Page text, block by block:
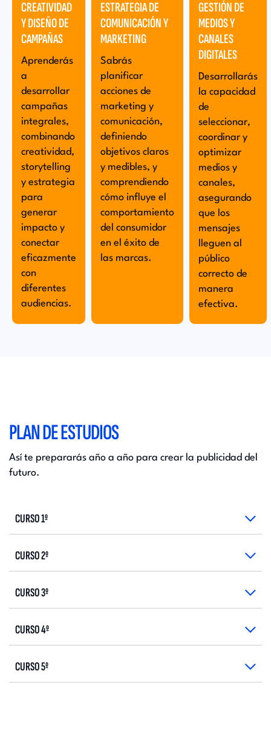
CREATIVIDAD
Y DISEÑO DE
CAMPAÑAS
Aprenderás
a
desarrollar
campañas
integrales,
combinando
creatividad,
storytelling
y estrategia
para
generar
impacto y
conectar
eficazmente
con
diferentes
audiencias.
ESTRATEGIA DE
COMUNICACIÓN Y
MARKETING
Sabrás
planificar
acciones de
marketing y
comunicación,
definiendo
objetivos claros
y medibles, y
comprendiendo
cómo influye el
comportamiento
del consumidor
en el éxito de
las marcas.
GESTIÓN DE
MEDIOS Y
CANALES
DIGITALES
Desarrollarás
la capacidad
de
seleccionar,
coordinar y
optimizar
medios y
canales,
asegurando
que los
mensajes
lleguen al
público
correcto de
manera
efectiva.
PLAN DE ESTUDIOS
Así te prepararás año a año para crear la publicidad del
futuro.
CURSO 1º
CURSO 2º
CURSO 3º
CURSO 4º
CURSO 5º